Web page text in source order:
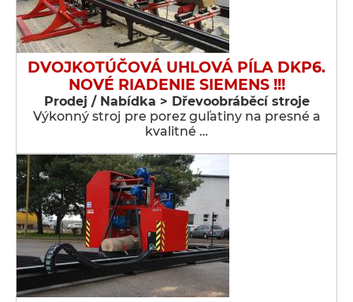
DVOJKOTÚČOVÁ UHLOVÁ PÍLA DKP6.
NOVÉ RIADENIE SIEMENS !!!
Prodej / Nabídka > Dřevoobráběcí stroje
Výkonný stroj pre porez guľatiny na presné a
kvalitné …